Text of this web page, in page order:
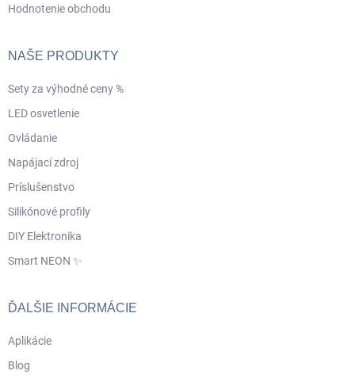
Hodnotenie obchodu
NAŠE PRODUKTY
Sety za výhodné ceny %
LED osvetlenie
Ovládanie
Napájací zdroj
Príslušenstvo
Silikónové profily
DIY Elektronika
Smart NEON ✨
ĎALŠIE INFORMÁCIE
Aplikácie
Blog